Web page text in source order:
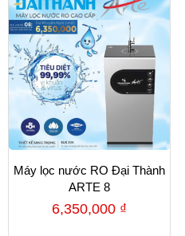
Máy lọc nước RO Đại Thành
ARTE 8
6,350,000 ₫